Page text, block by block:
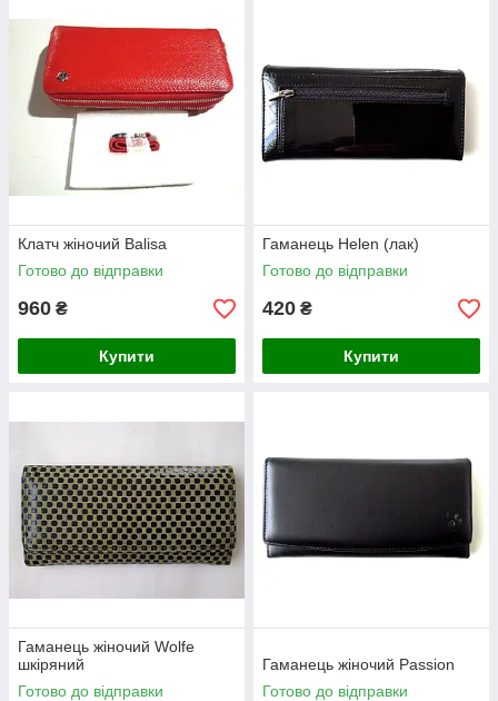
Клатч жіночий Balisa
Готово до відправки
960 ₴
Купити
Гаманець Helen (лак)
Готово до відправки
420 ₴
Купити
Гаманець жіночий Wolfe
шкіряний
Готово до відправки
Гаманець жіночий Passion
Готово до відправки